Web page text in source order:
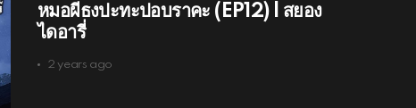
หมอผีธงปะทะปอบราคะ (EP12) l สยอง
ไดอารี่
2 years ago